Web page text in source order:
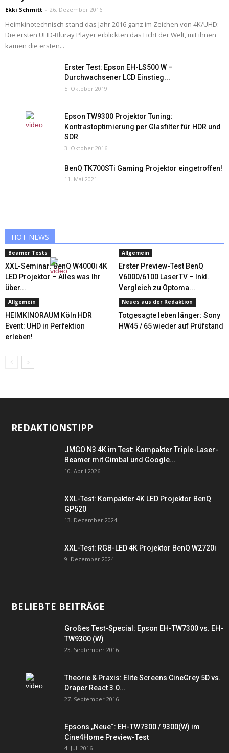
Ekki Schmitt - 26. Dezember 2016
Heimkinotechnisch stand das Jahr 2016 ganz im Zeichen von 4K/UHD:
Die ersten UHD-Bluray Player erblickten das Licht der Welt, mit ihnen
kamen die ersten...
Erster Test: Epson EH-LS500 W –
Durchwachsener LCD Einstieg...
5. Oktober 2019
Epson TW9300 Projektor Tuning:
Kontrastoptimierung per Glasfilter für HDR und
SDR
3. Oktober 2016
BenQ TK700STi Gaming Projektor eingetroffen!
11. Mai 2021
HOT NEWS
Beamer Tests
XXL-Seminar: BenQ W4000i 4K
LED Projektor – Alles was Ihr
über...
Allgemein
Erster Preview-Test BenQ
V6000/6100 LaserTV – Inkl.
Vergleich zu Optoma...
Allgemein
HEIMKINORAUM Köln HDR
Event: UHD in Perfektion
erleben!
Neues aus der Redaktion
Totgesagte leben länger: Sony
HW45 / 65 wieder auf Prüfstand
REDAKTIONSTIPP
JMGO N3 4K im Test: Kompakter Triple-Laser-
Beamer mit Gimbal und Google...
10. April 2026
XXL-Test: Kompakter 4K LED Projektor BenQ
GP520
13. Dezember 2024
XXL-Test: RGB-LED 4K Projektor BenQ W2720i
9. Dezember 2024
BELIEBTE BEITRÄGE
Großes Test-Special: Epson EH-TW7300 vs. EH-
TW9300 (W)
23. September 2016
Theorie & Praxis: Elite Screens CineGrey 5D vs.
Draper React 3.0...
27. September 2016
Epsons „Neue“: EH-TW7300 / 9300(W) im
Cine4Home Preview-Test
4. Juli 2016